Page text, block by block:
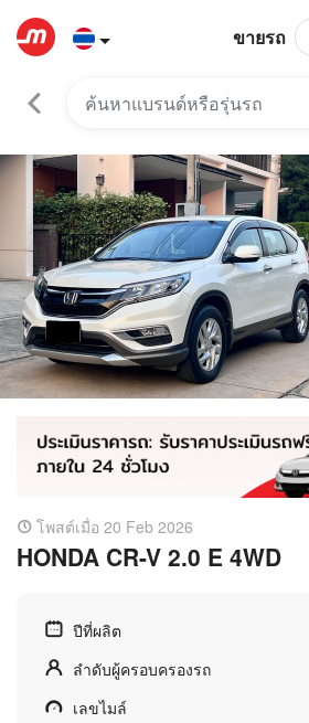
ขายรถ
โพสต์เมื่อ 20 Feb 2026
HONDA CR-V 2.0 E 4WD
ปีที่ผลิต
ลำดับผู้ครอบครองรถ
เลขไมล์